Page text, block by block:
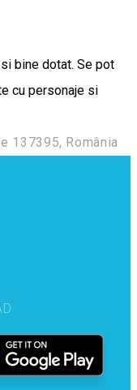
bine dotat. Se pot
cu personaje si
137395, România